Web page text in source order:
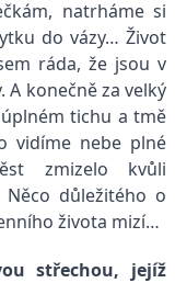
natrháme si
do vázy… Život
ráda, že jsou v
A konečně za velký
tichu a tmě
vidíme nebe plné
zmizelo kvůli
důležitého o
života mizí…
střechou, jejíž